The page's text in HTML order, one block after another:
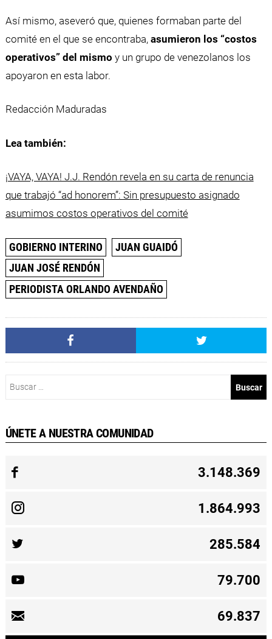
Así mismo, aseveró que, quienes formaban parte del
comité en el que se encontraba, asumieron los “costos
operativos” del mismo y un grupo de venezolanos los
apoyaron en esta labor.
Redacción Maduradas
Lea también:
¡VAYA, VAYA! J.J. Rendón revela en su carta de renuncia
que trabajó “ad honorem”: Sin presupuesto asignado
asumimos costos operativos del comité
GOBIERNO INTERINO
JUAN GUAIDÓ
JUAN JOSÉ RENDÓN
PERIODISTA ORLANDO AVENDAÑO
ÚNETE A NUESTRA COMUNIDAD
3.148.369
1.864.993
285.584
79.700
69.837